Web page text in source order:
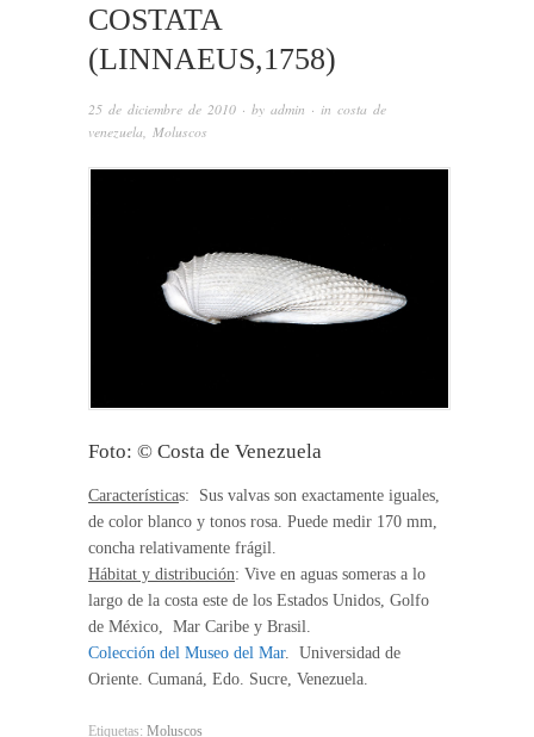
COSTATA
(LINNAEUS,1758)
25 de diciembre de 2010 · by admin · in costa de
venezuela, Moluscos
Foto: © Costa de Venezuela
Características: Sus valvas son exactamente iguales,
de color blanco y tonos rosa. Puede medir 170 mm,
concha relativamente frágil.
Hábitat y distribución: Vive en aguas someras a lo
largo de la costa este de los Estados Unidos, Golfo
de México, Mar Caribe y Brasil.
Colección del Museo del Mar. Universidad de
Oriente. Cumaná, Edo. Sucre, Venezuela.
Etiquetas: Moluscos